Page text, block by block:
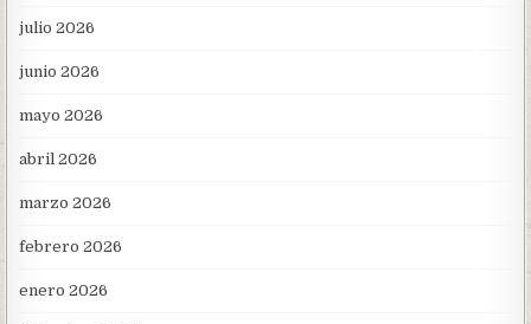
julio 2026
junio 2026
mayo 2026
abril 2026
marzo 2026
febrero 2026
enero 2026